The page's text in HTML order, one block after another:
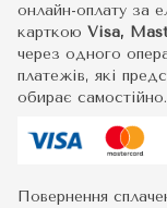
онлайн-оплату за
карткою Visa,
через одного
платежів, які
обирає самостійно.
Повернення